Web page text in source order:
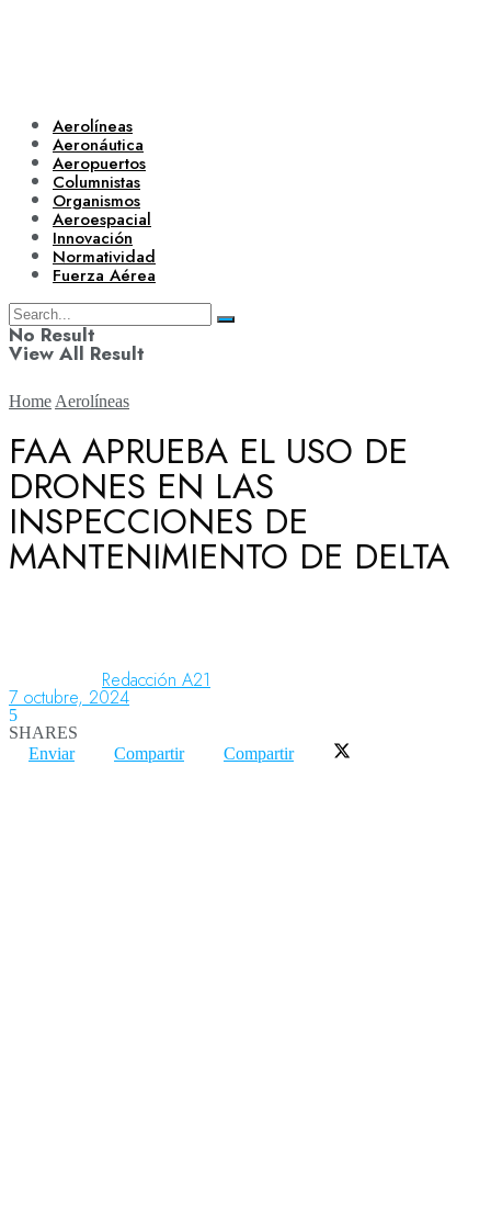
Aerolíneas
Aeronáutica
Aeropuertos
Columnistas
Organismos
Aeroespacial
Innovación
Normatividad
Fuerza Aérea
No Result
View All Result
Aerolíneas
Aeronáutica
Home Aerolíneas
FAA APRUEBA EL USO DE
DRONES EN LAS
INSPECCIONES DE
MANTENIMIENTO DE DELTA
Redacción A21
7 octubre, 2024
5
SHARES
Enviar
Compartir Compartir